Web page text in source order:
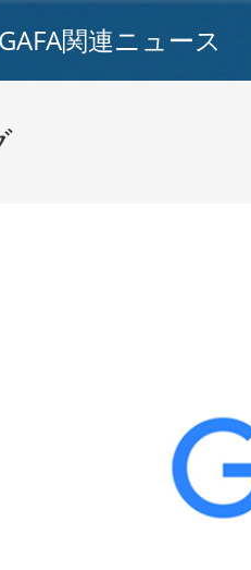
関連ニュース